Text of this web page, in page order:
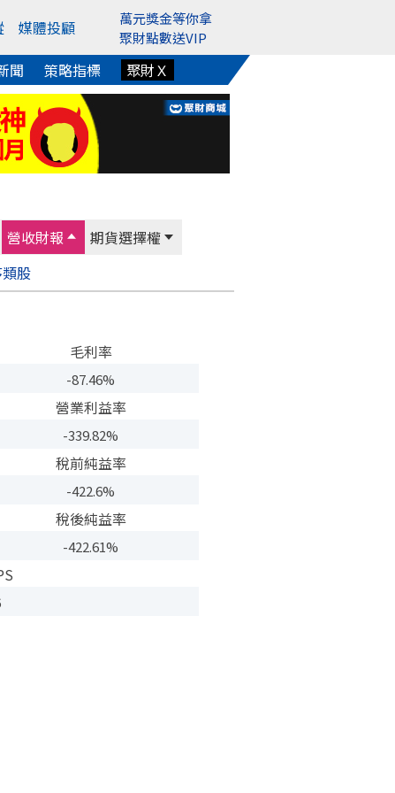
媒體投顧
萬元獎金等你拿
聚財點數送VIP
聞 策略指標 聚財Ｘ
營收財報
期貨選擇權
類股
毛利率
-87.46%
營業利益率
-339.82%
稅前純益率
-422.6%
稅後純益率
-422.61%